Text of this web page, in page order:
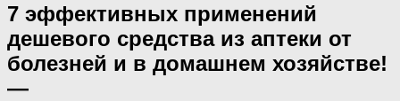
7 эффективных применений
дешевого средства из аптеки от
болезней и в домашнем хозяйстве!
—